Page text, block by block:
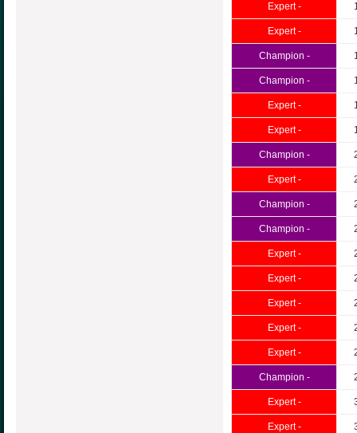
Expert -
Expert -
Champion -
Champion -
Expert -
Expert -
Champion -
Expert -
Champion -
Champion -
Expert -
Expert -
Expert -
Expert -
Expert -
Champion -
Expert -
Expert -